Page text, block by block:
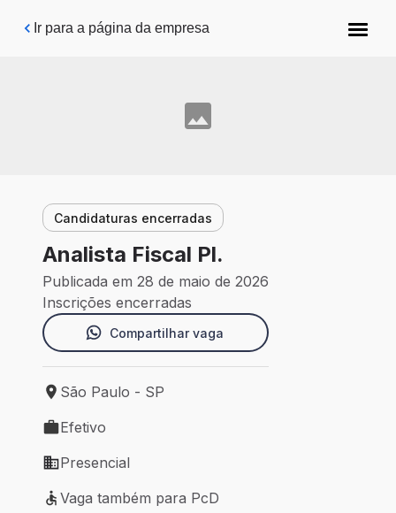
Pular para o conteúdo principal
Ir para a página da empresa
Candidaturas encerradas
Analista Fiscal Pl.
Publicada em 28 de maio de 2026
Inscrições encerradas
Compartilhar vaga
Local de trabalho: São Paulo - SP
São Paulo - SP
Tipo de vaga: Efetivo
Efetivo
Modelo de trabalho: Presencial
Presencial
Vaga também para PcD
Vaga também para PcD